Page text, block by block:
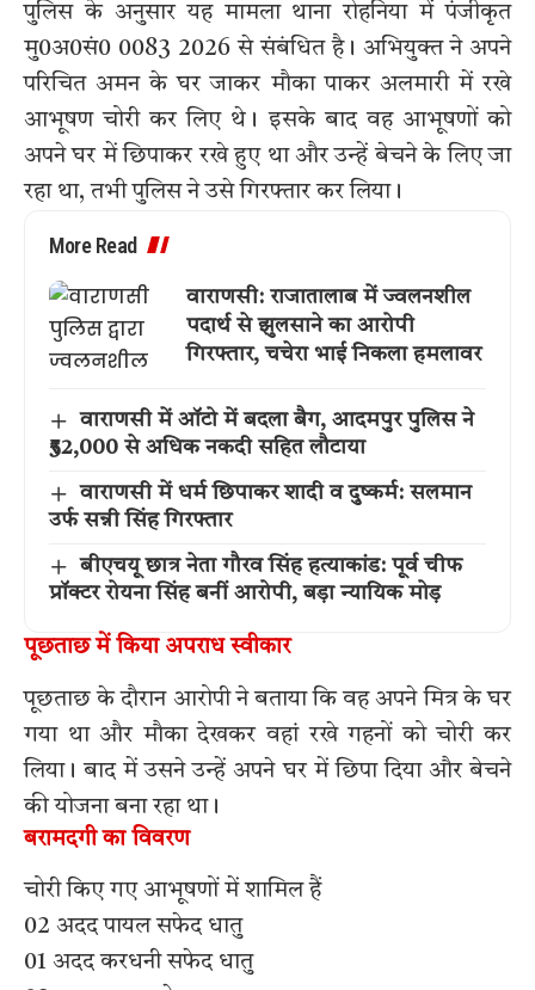
पुलिस के अनुसार यह मामला थाना रोहनिया में पंजीकृत
मु0अ0सं0 0083 2026 से संबंधित है। अभियुक्त ने अपने
परिचित अमन के घर जाकर मौका पाकर अलमारी में रखे
आभूषण चोरी कर लिए थे। इसके बाद वह आभूषणों को
अपने घर में छिपाकर रखे हुए था और उन्हें बेचने के लिए जा
रहा था, तभी पुलिस ने उसे गिरफ्तार कर लिया।
More Read
वाराणसी: राजातालाब में ज्वलनशील
पदार्थ से झुलसाने का आरोपी
गिरफ्तार, चचेरा भाई निकला हमलावर
वाराणसी में ऑटो में बदला बैग, आदमपुर पुलिस ने
₹52,000 से अधिक नकदी सहित लौटाया
वाराणसी में धर्म छिपाकर शादी व दुष्कर्म: सलमान
उर्फ सन्नी सिंह गिरफ्तार
बीएचयू छात्र नेता गौरव सिंह हत्याकांड: पूर्व चीफ
प्रॉक्टर रोयना सिंह बनीं आरोपी, बड़ा न्यायिक मोड़
पूछताछ में किया अपराध स्वीकार
पूछताछ के दौरान आरोपी ने बताया कि वह अपने मित्र के घर
गया था और मौका देखकर वहां रखे गहनों को चोरी कर
लिया। बाद में उसने उन्हें अपने घर में छिपा दिया और बेचने
की योजना बना रहा था।
बरामदगी का विवरण
चोरी किए गए आभूषणों में शामिल हैं
02 अदद पायल सफेद धातु
01 अदद करधनी सफेद धातु